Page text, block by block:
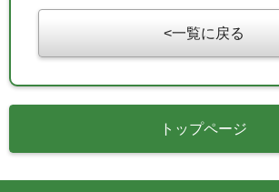
一覧に戻る
トップページ